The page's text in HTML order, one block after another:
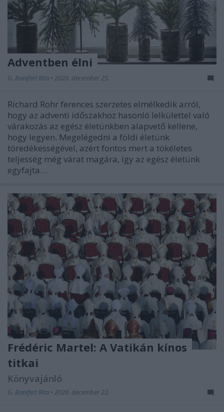
Adventben élni
G. Bonifert Rita • 2020. december 25.
Richard Rohr ferences szerzetes elmélkedik arról,
hogy az adventi időszakhoz hasonló lelkülettel való
várakozás az egész életünkben alapvető kellene,
hogy legyen. Megelégedni a földi életünk
töredékességével, azért fontos mert a tökéletes
teljesség még várat magára, így az egész életünk
egyfajta…
Frédéric Martel: A Vatikán kínos
titkai
Könyvajánló
G. Bonifert Rita • 2020. december 22.